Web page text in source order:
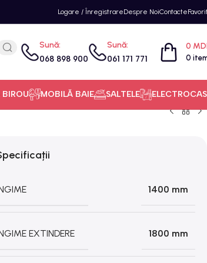
Logare / ÎnregistrareDespre NoiContacte
Sună:
068 898 900
Sună:
061 171 771 0
0
MOBILĂ BAIE SALTELE
1400 mm
EXTINDERE 1800 mm